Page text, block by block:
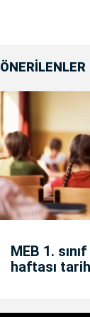
ÖNERİLENLER
MEB 1.
haftası